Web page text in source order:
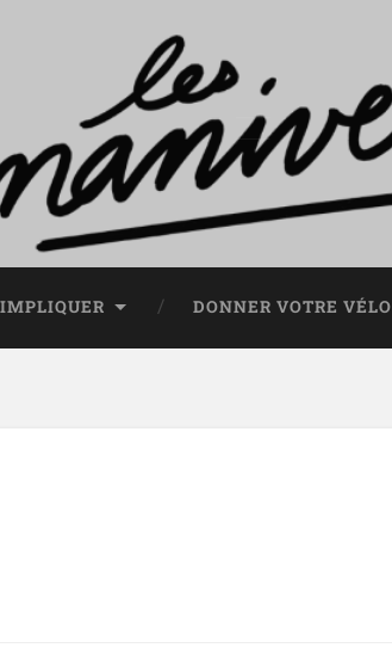
DONNER VOTRE VÉLO